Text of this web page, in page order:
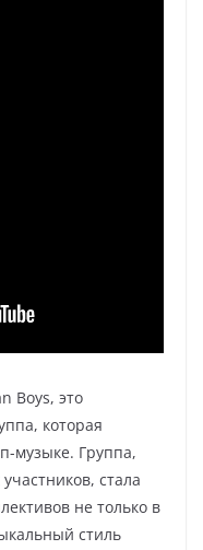
Boys, это
которая
музыке. Группа,
стала
не только в
стиль